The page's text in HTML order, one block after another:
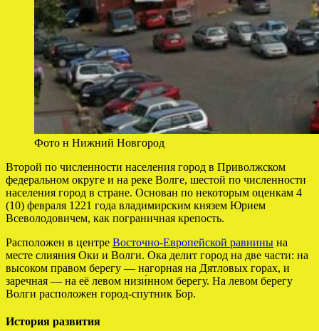
Фото н Нижний Новгород
Второй по численности населения город в Приволжском
федеральном округе и на реке Волге, шестой по численности
населения город в стране. Основан по некоторым оценкам 4
(10) февраля 1221 года владимирским князем Юрием
Всеволодовичем, как пограничная крепость.
Расположен в центре Восточно-Европейской равнины на
месте слияния Оки и Волги. Ока делит город на две части: на
высоком правом берегу — нагорная на Дятловых горах, и
заречная — на её левом низи́нном берегу. На левом берегу
Волги расположен город-спутник Бор.
История развития